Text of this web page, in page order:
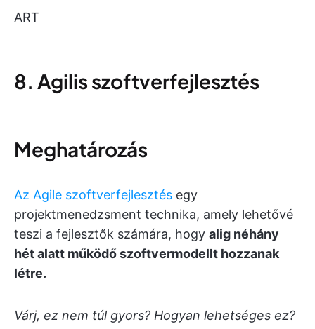
ART
8. Agilis szoftverfejlesztés
Meghatározás
Az Agile szoftverfejlesztés egy
projektmenedzsment technika, amely lehetővé
teszi a fejlesztők számára, hogy alig néhány
hét alatt működő szoftvermodellt hozzanak
létre.
Várj, ez nem túl gyors? Hogyan lehetséges ez?